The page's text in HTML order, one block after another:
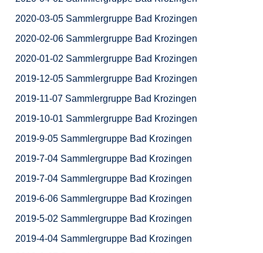
2020-03-05 Sammlergruppe Bad Krozingen
2020-02-06 Sammlergruppe Bad Krozingen
2020-01-02 Sammlergruppe Bad Krozingen
2019-12-05 Sammlergruppe Bad Krozingen
2019-11-07 Sammlergruppe Bad Krozingen
2019-10-01 Sammlergruppe Bad Krozingen
2019-9-05 Sammlergruppe Bad Krozingen
2019-7-04 Sammlergruppe Bad Krozingen
2019-7-04 Sammlergruppe Bad Krozingen
2019-6-06 Sammlergruppe Bad Krozingen
2019-5-02 Sammlergruppe Bad Krozingen
2019-4-04 Sammlergruppe Bad Krozingen